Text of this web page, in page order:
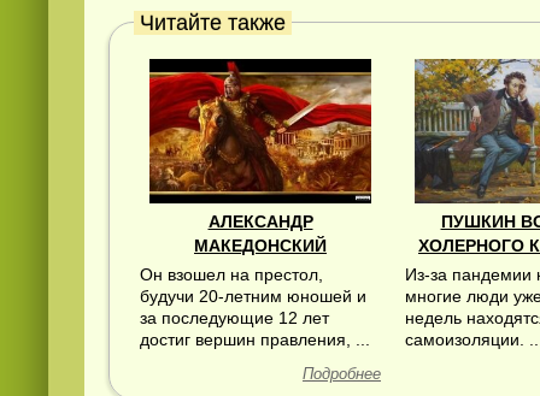
Читайте также
АЛЕКСАНДР
МАКЕДОНСКИЙ
Он взошел на престол,
будучи 20-летним юношей и
за последующие 12 лет
достиг вершин правления, ...
Подробнее
ПУШКИН
ХОЛЕРНОГО
Из-за пандемии
многие люди
недель
самоизоляции.